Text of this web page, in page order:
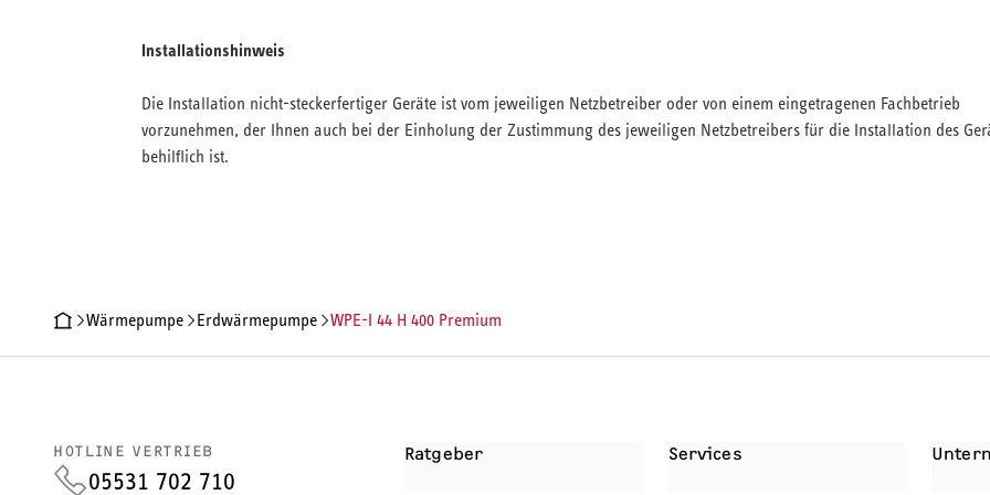
Installationshinweis
Die Installation nicht-steckerfertiger Geräte ist vom jeweiligen Netzbetreiber oder von einem eingetragenen Fachbetrieb
vorzunehmen, der Ihnen auch bei der Einholung der Zustimmung des jeweiligen Netzbetreibers für die Installation des
behilflich ist.
PRODUKTDETAILSTECHNISCHE DATENDOKUMENTEZUBEHÖR
Wärmepumpe Erdwärmepumpe WPE-I 44 H 400 Premium
HOTLINE VERTRIEB
05531 702 710
Ratgeber Services